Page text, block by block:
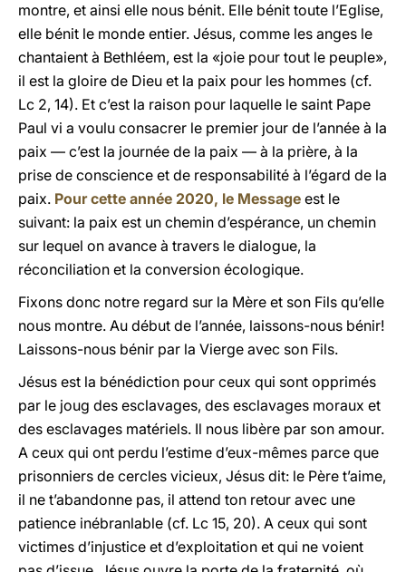
montre, et ainsi elle nous bénit. Elle bénit toute l’Eglise,
elle bénit le monde entier. Jésus, comme les anges le
chantaient à Bethléem, est la «joie pour tout le peuple»,
il est la gloire de Dieu et la paix pour les hommes (cf.
Lc 2, 14). Et c’est la raison pour laquelle le saint Pape
Paul vi a voulu consacrer le premier jour de l’année à la
paix — c’est la journée de la paix — à la prière, à la
prise de conscience et de responsabilité à l’égard de la
paix. Pour cette année 2020, le Message est le
suivant: la paix est un chemin d’espérance, un chemin
sur lequel on avance à travers le dialogue, la
réconciliation et la conversion écologique.
Fixons donc notre regard sur la Mère et son Fils qu’elle
nous montre. Au début de l’année, laissons-nous bénir!
Laissons-nous bénir par la Vierge avec son Fils.
Jésus est la bénédiction pour ceux qui sont opprimés
par le joug des esclavages, des esclavages moraux et
des esclavages matériels. Il nous libère par son amour.
A ceux qui ont perdu l’estime d’eux-mêmes parce que
prisonniers de cercles vicieux, Jésus dit: le Père t’aime,
il ne t’abandonne pas, il attend ton retour avec une
patience inébranlable (cf. Lc 15, 20). A ceux qui sont
victimes d’injustice et d’exploitation et qui ne voient